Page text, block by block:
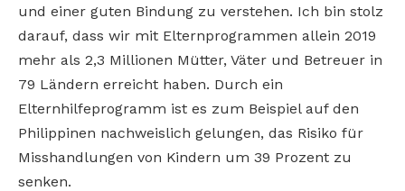
und einer guten Bindung zu verstehen. Ich bin stolz
darauf, dass wir mit Elternprogrammen allein 2019
mehr als 2,3 Millionen Mütter, Väter und Betreuer in
79 Ländern erreicht haben. Durch ein
Elternhilfeprogramm ist es zum Beispiel auf den
Philippinen nachweislich gelungen, das Risiko für
Misshandlungen von Kindern um 39 Prozent zu
senken.